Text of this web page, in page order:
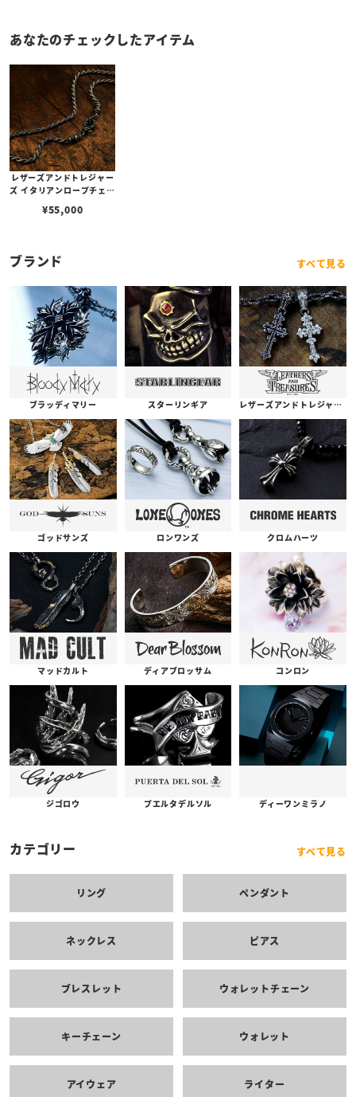
あなたのチェックしたアイテム
レザーズアンドトレジャー
ズ イタリアンロープチェー
プ 50cm
¥55,000
ブランド すべて見る
ブラッディマリー スターリンギア レザーズアンドトレジャーズ
ゴッドサンズ ロンワンズ クロムハーツ
マッドカルト ディアブロッサム コンロン
ジゴロウ プエルタデルソル ディーワンミラノ
カテゴリー すべて見る
リング ペンダント
ネックレス ピアス
ブレスレット ウォレットチェーン
キーチェーン ウォレット
アイウェア ライター